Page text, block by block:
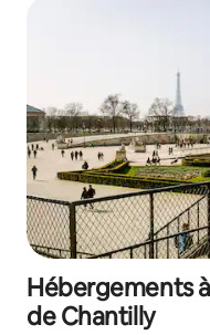
Hébergements
de Chantilly